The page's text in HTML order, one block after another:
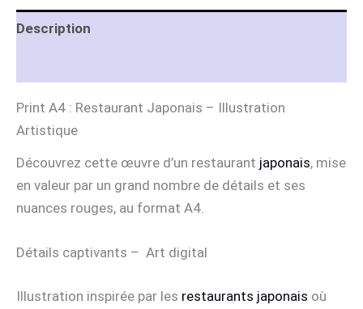
Description
Print A4 : Restaurant Japonais – Illustration
Artistique
Découvrez cette œuvre d’un restaurant japonais, mise
en valeur par un grand nombre de détails et ses
nuances rouges, au format A4.
Détails captivants – Art digital
Illustration inspirée par les restaurants japonais où